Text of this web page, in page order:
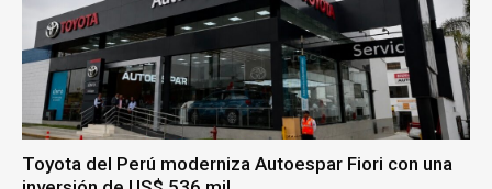
Toyota del Perú moderniza Autoespar Fiori con una